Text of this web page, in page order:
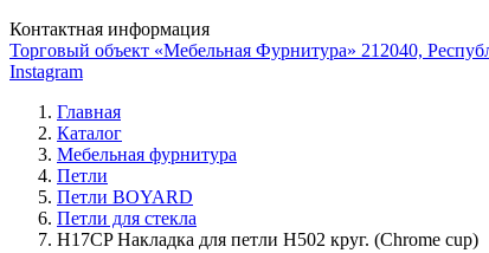
Контактная информация
Торговый объект «Мебельная Фурнитура» 212040,
Instagram
Главная
Каталог
Мебельная фурнитура
Петли
Петли BOYARD
Петли для стекла
H17CP Накладка для петли Н502 круг. (Chrome cup)